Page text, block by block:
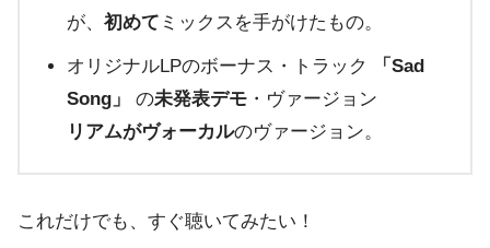
が、 初めて ミックスを手がけたもの。
オリジナルLPのボーナス・トラック
「Sad
Song」
の未発表デモ・ヴァージョン
リアムがヴォーカルのヴァージョン。
これだけでも、すぐ聴いてみたい！